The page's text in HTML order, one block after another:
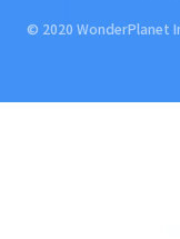
© 2020 WonderPlanet